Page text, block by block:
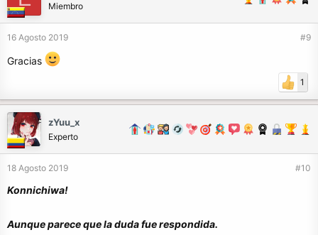
Miembro
16 Agosto 2019 #9
Gracias
1
zYuu_x
Experto
18 Agosto 2019 #10
Konnichiwa!
Aunque parece que la duda fue respondida.